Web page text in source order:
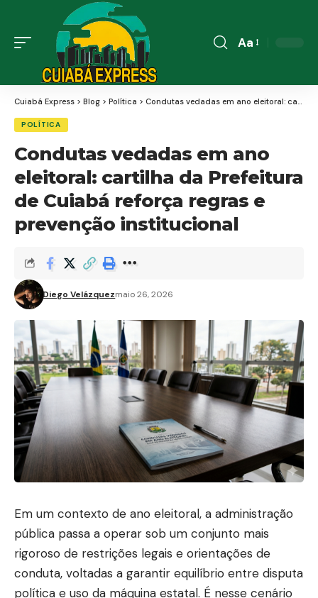
Font
Aa
Cuiabá Express > Blog > Política > Condutas vedadas em ano eleitoral: cartilha da Prefeitura de Cuiabá reforça regras e prevenção institucional
POLÍTICA
Condutas vedadas em ano
eleitoral: cartilha da Prefeitura
de Cuiabá reforça regras e
prevenção institucional
Diego Velázquezmaio 26, 2026
Em um contexto de ano eleitoral, a administração
pública passa a operar sob um conjunto mais
rigoroso de restrições legais e orientações de
conduta, voltadas a garantir equilíbrio entre disputa
política e uso da máquina estatal. É nesse cenário